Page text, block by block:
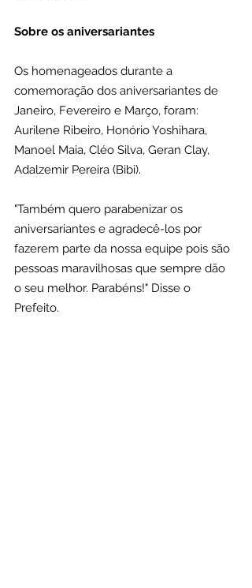
Sobre os aniversariantes
Os homenageados durante a
comemoração dos aniversariantes de
Janeiro, Fevereiro e Março, foram:
Aurilene Ribeiro, Honório Yoshihara,
Manoel Maia, Cléo Silva, Geran Clay,
Adalzemir Pereira (Bibi).
"Também quero parabenizar os
aniversariantes e agradecê-los por
fazerem parte da nossa equipe pois são
pessoas maravilhosas que sempre dão
o seu melhor. Parabéns!" Disse o
Prefeito.